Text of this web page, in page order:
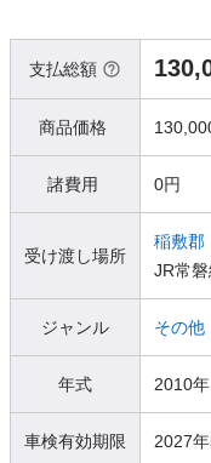
支払総額
商品価格
諸費用 0円
受け渡し場所
稲敷郡
JR常
ジャンル その他
年式 2010年
車検有効期限 2027年